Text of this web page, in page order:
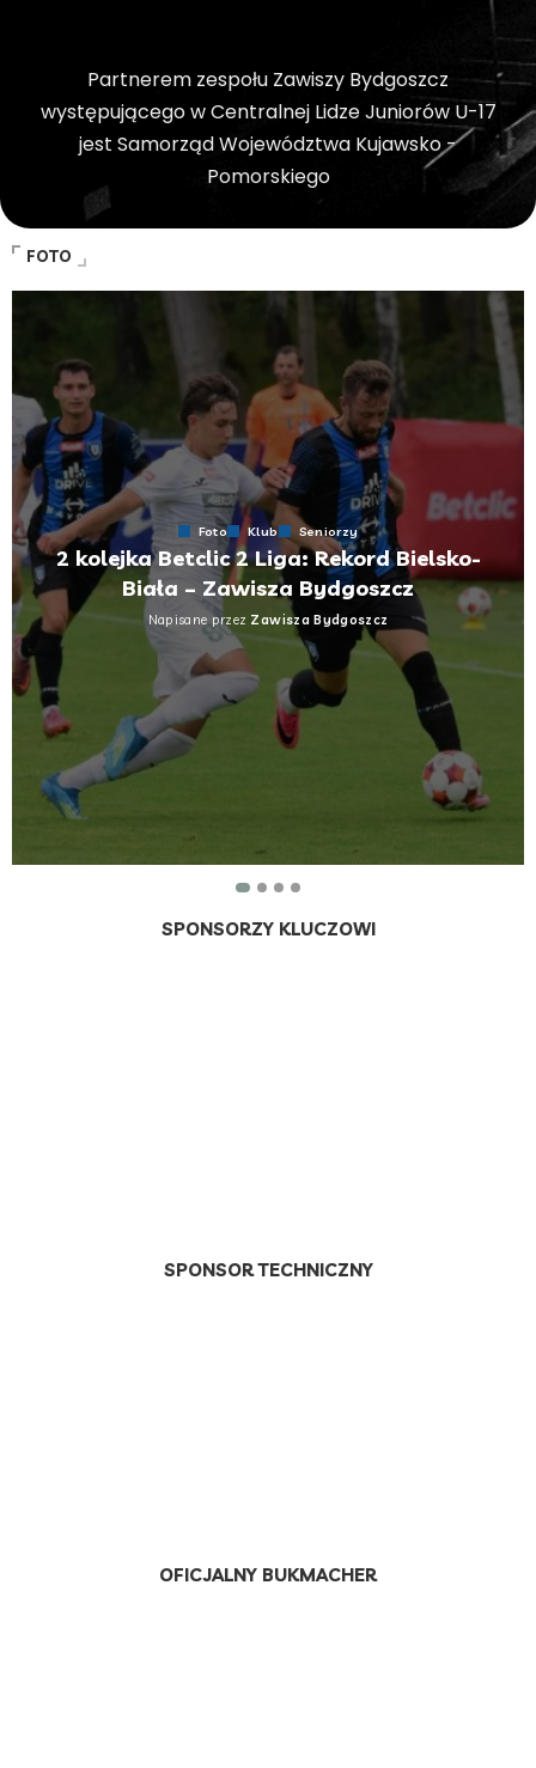
Partnerem zespołu Zawiszy Bydgoszcz
występującego w Centralnej Lidze Juniorów U-17
jest Samorząd Województwa Kujawsko -
Pomorskiego
FOTO
Foto Klub Seniorzy
2 kolejka Betclic 2 Liga: Rekord Bielsko-
Biała – Zawisza Bydgoszcz
Napisane przez Zawisza Bydgoszcz
SPONSORZY KLUCZOWI
SPONSOR TECHNICZNY
OFICJALNY BUKMACHER